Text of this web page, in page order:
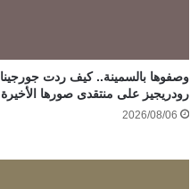
وصفوها بالسمينة.. كيف ردت جورجينا
رودريجيز على منتقدى صورها الأخيرة
2026/08/06